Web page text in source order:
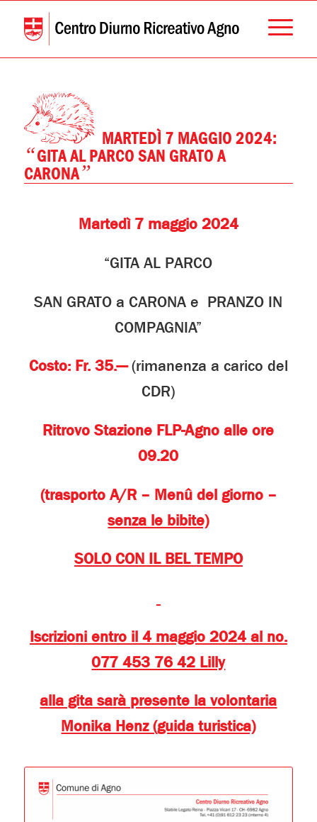
MARTEDÌ 7 MAGGIO 2024:
“GITA AL PARCO SAN GRATO A
CARONA”
Martedì 7 maggio 2024
“GITA AL PARCO
SAN GRATO a CARONA e PRANZO IN
COMPAGNIA”
Costo: Fr. 35.—(rimanenza a carico del
CDR)
Ritrovo Stazione FLP-Agno alle ore
09.20
(trasporto A/R – Menû del giorno –
senza le bibite)
SOLO CON IL BEL TEMPO
Iscrizioni entro il 4 maggio 2024 al no.
077 453 76 42 Lilly
alla gita sarà presente la volontaria
Monika Henz (guida turistica)